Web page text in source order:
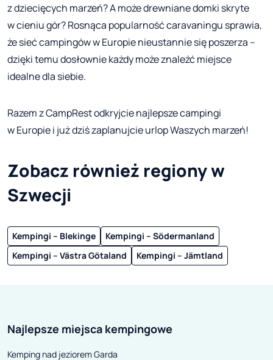
z dziecięcych marzeń? A może drewniane domki skryte
w cieniu gór? Rosnąca popularność caravaningu sprawia,
że sieć campingów w Europie nieustannie się poszerza –
dzięki temu dosłownie każdy może znaleźć miejsce
idealne dla siebie.
Razem z CampRest odkryjcie najlepsze campingi
w Europie i już dziś zaplanujcie urlop Waszych marzeń!
Zobacz również regiony w
Szwecji
Kempingi – Blekinge
Kempingi – Södermanland
Kempingi – Västra Götaland
Kempingi – Jämtland
Najlepsze miejsca kempingowe
Kemping nad jeziorem Garda